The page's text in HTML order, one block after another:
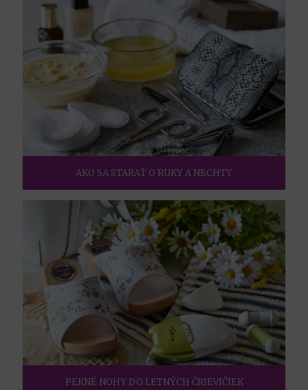
AKO SA STARAŤ O RUKY A NECHTY
PEKNÉ NOHY DO LETNÝCH ČRIEVIČIEK